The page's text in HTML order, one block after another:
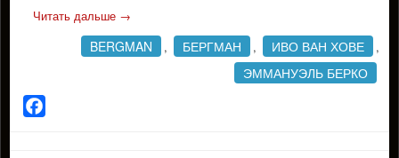
Читать дальше →
BERGMAN , БЕРГМАН , ИВО ВАН ХОВЕ ,
ЭММАНУЭЛЬ БЕРКО